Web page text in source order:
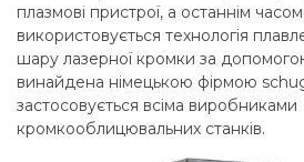
плазмові пристрої, а останнім
використовується технологія
шару лазерної кромки за
винайдена німецькою фірмою
застосовується всіма виробниками
кромкооблицювальних станків.